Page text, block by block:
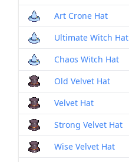
Art Crone Hat
Ultimate Witch Hat
Chaos Witch Hat
Old Velvet Hat
Velvet Hat
Strong Velvet Hat
Wise Velvet Hat